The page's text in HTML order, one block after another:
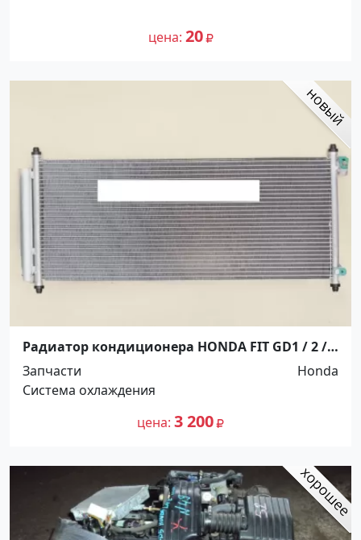
цена 20
Радиатор кондиционера HONDA FIT GD1 / 2 / 3
/ 4 5D 03-07 Краснодар
Запчасти
Honda
Система охлаждения
цена 3 200